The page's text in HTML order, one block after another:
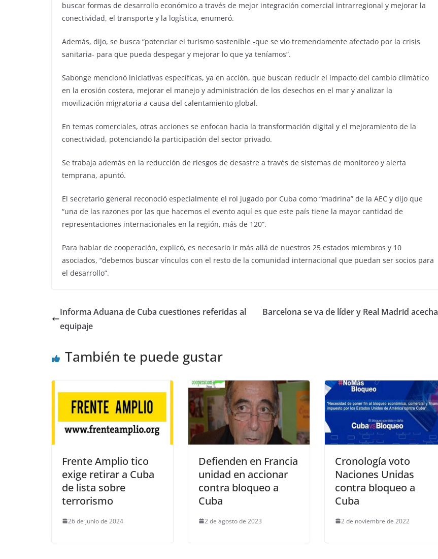
buscar formas de desarrollo económico a través de mejor integración comercial intrarregional y mejorar la
conectividad, el transporte y la logística, enumeró.
Además, dijo, se busca “potenciar el turismo sostenible -que se vio tremendamente afectado por la crisis
sanitaria- para que pueda despegar y mejorar lo que ya teníamos”.
Sabonge mencionó iniciativas específicas, ya en acción, que buscan reducir el impacto del cambio climático
en la erosión costera, mejorar el manejo y administración de los desechos en el mar y analizar la
movilización migratoria a causa del calentamiento global.
En temas comerciales, otras acciones se enfocan hacia la transformación digital y el mejoramiento de la
conectividad, potenciando la participación del sector privado.
Se trabaja además en la reducción de riesgos de desastre a través de sistemas de monitoreo y alerta
temprana, apuntó.
El secretario general reconoció especialmente el rol jugado por Cuba como “madrina” de la AEC y dijo que
“una de las razones por las que hacemos el evento aquí es que este país tiene la mayor cantidad de
representaciones internacionales en la región, más de 120”.
Para hablar de cooperación, explicó, es necesario ir más allá de nuestros 25 estados miembros y 10
asociados, “debemos buscar vínculos con el resto de la comunidad internacional que puedan ser socios para
el desarrollo”.
Informa Aduana de Cuba cuestiones referidas al
equipaje
Barcelona se va de líder y Real Madrid acecha
También te puede gustar
Frente Amplio tico
exige retirar a Cuba
de lista sobre
terrorismo
26 de junio de 2024
Defienden en Francia
unidad en accionar
contra bloqueo a
Cuba
2 de agosto de 2023
Cronología voto
Naciones Unidas
contra bloqueo a
Cuba
2 de noviembre de 2022